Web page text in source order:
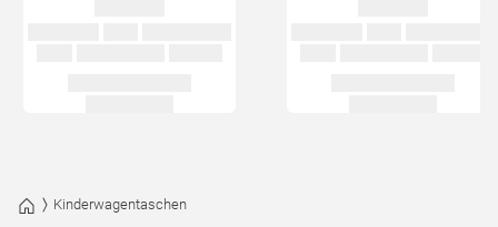
Kinderwagentaschen